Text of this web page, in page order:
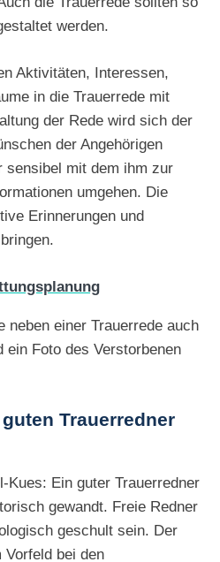
werden.
Aktivitäten, Interessen,
in die Trauerrede mit
der Rede wird sich der
der Angehörigen
sensibel mit dem ihm zur
umgehen. Die
Erinnerungen und
neben einer Trauerrede auch
ein Foto des Verstorbenen
Trauerredner
Kues: Ein guter Trauerredner
gewandt. Freie Redner
geschult sein. Der
bei den